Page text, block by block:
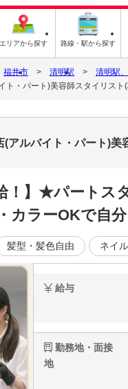
エリアから探す 路線・駅から探す
福井市 清明駅 清明駅
ト・パート)美容師スタイリスト
アルバイト・パート)
！】★パート
ラーOKで自
髪型・髪色自由 ネイ
給与
勤務地・面接
地